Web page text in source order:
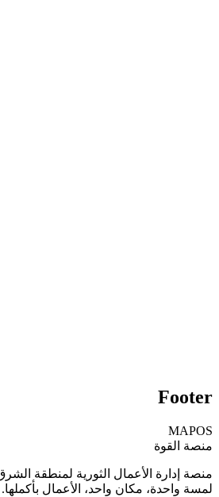
القوة
إدارة الأعمال الثورية لمنطقة الشرق
واحدة، مكان واحد، الأعمال بأكملها.